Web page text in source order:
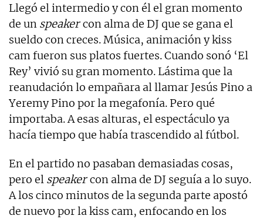
Llegó el intermedio y con él el gran momento
de un speakercon alma de DJ que se gana el
sueldo con creces. Música, animación y kiss
cam fueron sus platos fuertes. Cuando sonó ‘El
Rey’ vivió su gran momento. Lástima que la
reanudación lo empañara al llamar Jesús Pino a
Yeremy Pino por la megafonía. Pero qué
importaba. A esas alturas, el espectáculo ya
hacía tiempo que había trascendido al fútbol.
En el partido no pasaban demasiadas cosas,
pero el speakercon alma de DJ seguía a lo suyo.
A los cinco minutos de la segunda parte apostó
de nuevo por la kiss cam, enfocando en los